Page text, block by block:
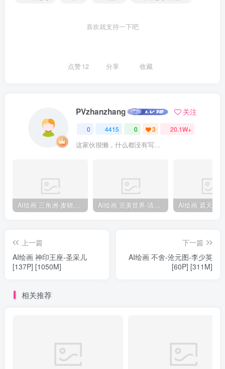
喜欢就支持一下吧
点赞12 分享 收藏
PVzhanzhang 关注
0 4415 0 3 20.1W+
这家伙很懒，什么都没有写...
AI绘画 三角洲-麦晓雯 [15P] [57M] AI绘画 完美世界-清漪 [86P] [1173M]
上一篇
AI绘画 神印王座-圣采儿
[137P] [1050M]
下一篇
AI绘画 不舍-沧元图-李少英
[60P] [311M]
相关推荐